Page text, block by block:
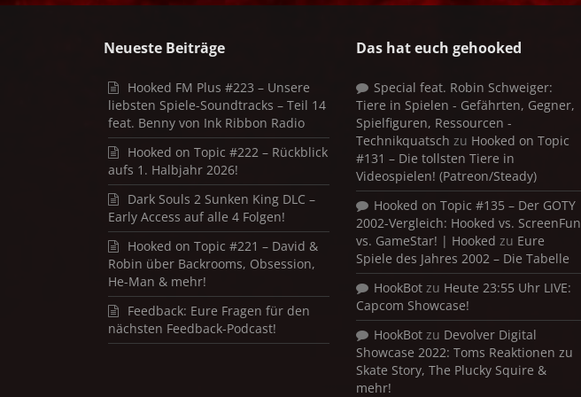
Neueste Beiträge
Hooked FM Plus #223 – Unsere
liebsten Spiele-Soundtracks – Teil 14
feat. Benny von Ink Ribbon Radio
Hooked on Topic #222 – Rückblick
aufs 1. Halbjahr 2026!
Dark Souls 2 Sunken King DLC –
Early Access auf alle 4 Folgen!
Hooked on Topic #221 – David &
Robin über Backrooms, Obsession,
He-Man & mehr!
Feedback: Eure Fragen für den
nächsten Feedback-Podcast!
Das hat euch gehooked
Special feat. Robin Schweiger:
Tiere in Spielen - Gefährten, Gegner,
Spielfiguren, Ressourcen -
Technikquatsch zu Hooked on Topic
#131 – Die tollsten Tiere in
Videospielen! (Patreon/Steady)
Hooked on Topic #135 – Der GOTY
2002-Vergleich: Hooked vs. ScreenFun
vs. GameStar! | Hooked zu Eure
Spiele des Jahres 2002 – Die Tabelle
HookBot zu Heute 23:55 Uhr LIVE:
Capcom Showcase!
HookBot zu Devolver Digital
Showcase 2022: Toms Reaktionen zu
Skate Story, The Plucky Squire &
mehr!